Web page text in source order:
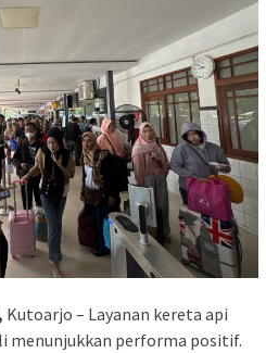
Kutoarjo – Layanan kereta api
menunjukkan performa positif.